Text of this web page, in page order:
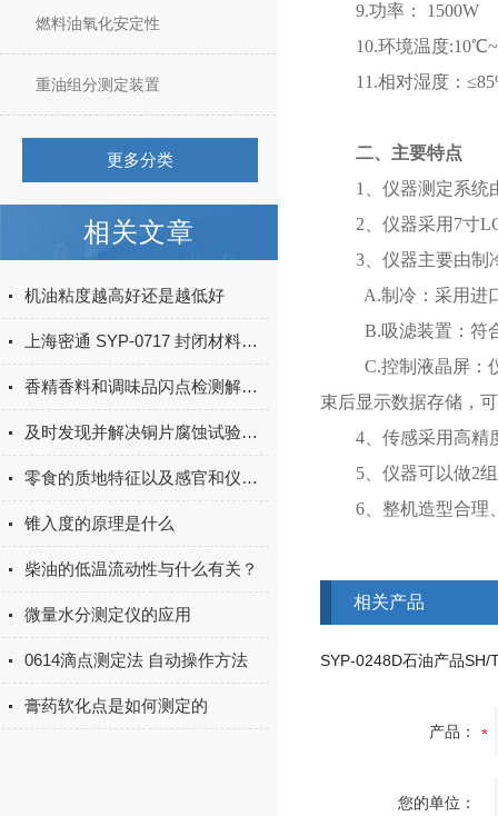
燃料油氧化安定性
重油组分测定装置
更多分类
相关文章
机油粘度越高好还是越低好
上海密通 SYP-0717 封闭材料针入度测定仪（手动型）操作流程
香精香料和调味品闪点检测解决方案
及时发现并解决铜片腐蚀试验器的故障可有效延长其使用寿命
零食的质地特征以及感官和仪器分析之间的相关性
锥入度的原理是什么
柴油的低温流动性与什么有关？
微量水分测定仪的应用
0614滴点测定法 自动操作方法
膏药软化点是如何测定的
9.功率： 1500W
10.环境温度
11.相对湿度：
二、主要特点
1、仪器测定系统
2、仪器采用7寸
3、仪器主要由制
A.制冷：采用进
B.吸滤装置：符
C.控制液晶屏：
束后显示数据存储，
4、传感采用高精
5、仪器可以做2
6、整机造型合理
相关产品
产品：
您的单位：